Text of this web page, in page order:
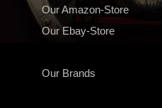
Our Amazon-Store
Our Ebay-Store
Our Brands